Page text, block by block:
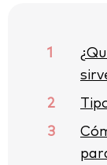
1
2
3